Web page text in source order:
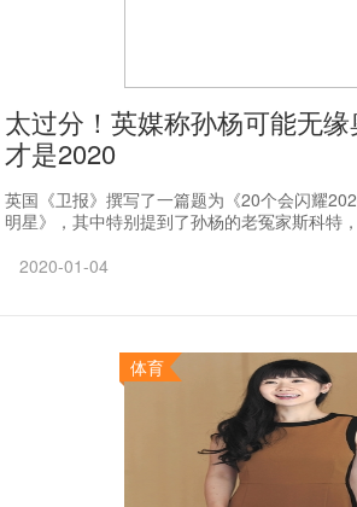
太过分！英媒称孙杨可能无
才是2020
英国《卫报》撰写了一篇题为《20个会闪耀
明星》，其中特别提到了孙杨的老冤家斯科特
2020-01-04
体育